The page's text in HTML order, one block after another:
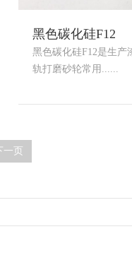
黑色碳化硅F12
黑色碳化硅F12是生产
轨打磨砂轮常用......
一页